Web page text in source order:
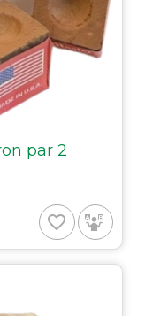
par 2
favorite_border